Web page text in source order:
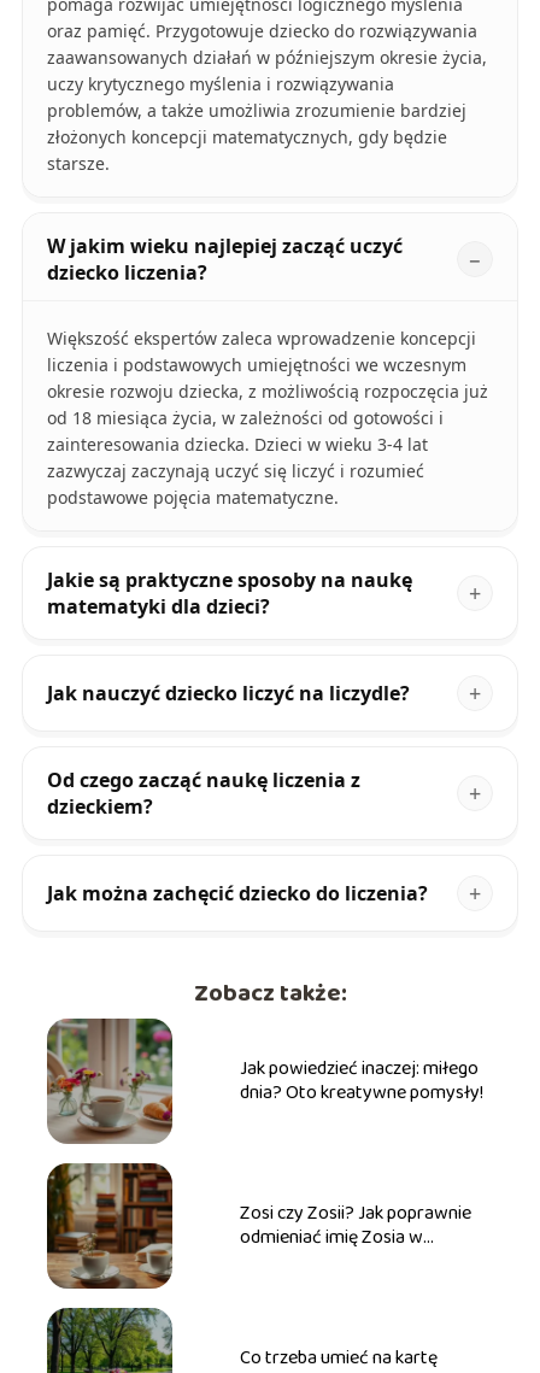
oraz pamięć. Przygotowuje dziecko do rozwiązywania
zaawansowanych działań w późniejszym okresie życia,
uczy krytycznego myślenia i rozwiązywania
problemów, a także umożliwia zrozumienie bardziej
złożonych koncepcji matematycznych, gdy będzie
starsze.
W jakim wieku najlepiej zacząć uczyć
dziecko liczenia?
Większość ekspertów zaleca wprowadzenie koncepcji
liczenia i podstawowych umiejętności we wczesnym
okresie rozwoju dziecka, z możliwością rozpoczęcia już
od 18 miesiąca życia, w zależności od gotowości i
zainteresowania dziecka. Dzieci w wieku 3-4 lat
zazwyczaj zaczynają uczyć się liczyć i rozumieć
podstawowe pojęcia matematyczne.
Jakie są praktyczne sposoby na naukę
matematyki dla dzieci?
Jak nauczyć dziecko liczyć na liczydle?
Od czego zacząć naukę liczenia z
dzieckiem?
Jak można zachęcić dziecko do liczenia?
Zobacz także:
Jak powiedzieć inaczej: miłego
dnia? Oto kreatywne pomysły!
Zosi czy Zosii? Jak poprawnie
odmieniać imię Zosia w
Co trzeba umieć na kartę